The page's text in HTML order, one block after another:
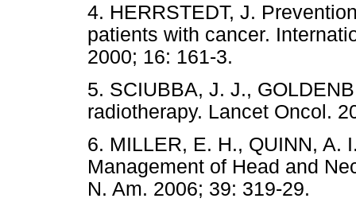
4. HERRSTEDT, J.
patients with cancer.
2000; 16: 161-3.
5. SCIUBBA, J. J.,
radiotherapy. Lancet Oncol.
6. MILLER, E. H., QUINN, A.
Management of Head and
N. Am. 2006; 39: 319-29.